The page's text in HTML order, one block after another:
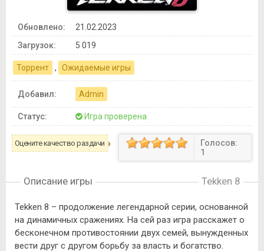
Обновлено:
21.02.2023
Загрузок:
5 019
Торрент , Ожидаемые игры
Добавил: Admin
Статус: Игра проверена
Оцените качество раздачи
Голосов:
1
Описание игры Tekken 8
Tekken 8 – продолжение легендарной серии, основанной
на динамичных сражениях. На сей раз игра расскажет о
бесконечном противостоянии двух семей, вынужденных
вести друг с другом борьбу за власть и богатство.